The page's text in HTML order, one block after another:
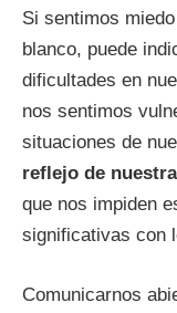
Si sentimos
blanco, puede
dificultades en
nos sentimos
situaciones de
reflejo de
que nos impiden
significativas con
Comunicarnos